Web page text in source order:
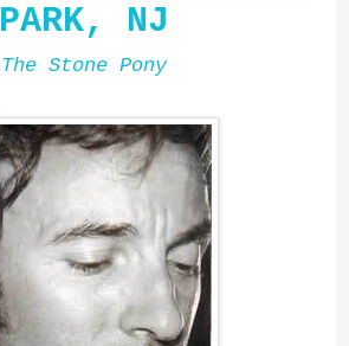
PARK, NJ
The Stone Pony